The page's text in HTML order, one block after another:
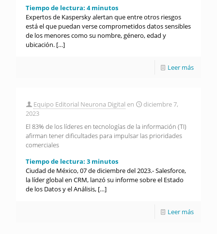
Tiempo de lectura: 4 minutos
Expertos de Kaspersky alertan que entre otros riesgos
está el que puedan verse comprometidos datos sensibles
de los menores como su nombre, género, edad y
ubicación. […]
Leer más
Equipo Editorial Neurona Digital en
diciembre 7,
2023
El 83% de los líderes en tecnologías de la información (TI)
afirman tener dificultades para impulsar las prioridades
comerciales
Tiempo de lectura: 3 minutos
Ciudad de México, 07 de diciembre del 2023.- Salesforce,
la líder global en CRM, lanzó su informe sobre el Estado
de los Datos y el Análisis, […]
Leer más